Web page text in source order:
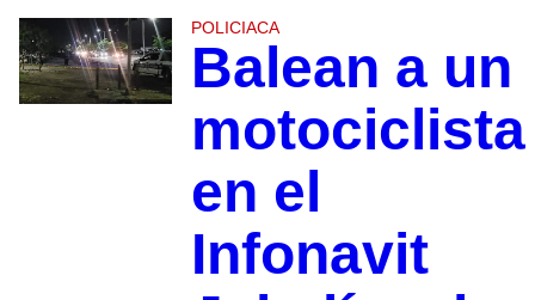
POLICIACA
Balean a un
motociclista
en el
Infonavit